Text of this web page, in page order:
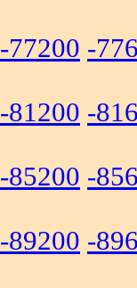
-77200 -
-81200 -
-85200 -
-89200 -